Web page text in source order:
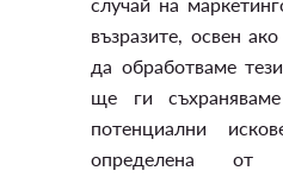
възразите, освен
да обработваме
ще ги
потенциални
определена от